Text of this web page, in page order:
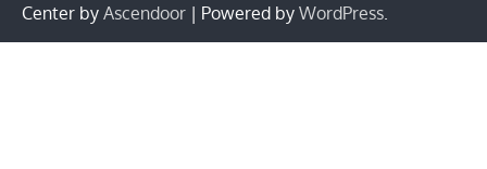
Center by Ascendoor | Powered by WordPress